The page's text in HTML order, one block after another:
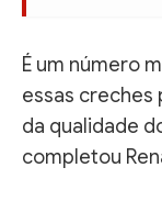
É um número
essas creches
da qualidade
completou